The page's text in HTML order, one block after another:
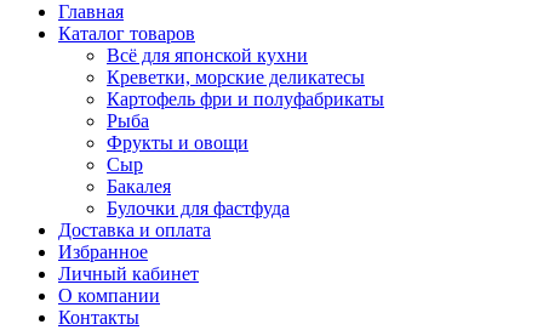
Главная
Каталог товаров
Всё для японской кухни
Креветки, морские деликатесы
Картофель фри и полуфабрикаты
Рыба
Фрукты и овощи
Сыр
Бакалея
Булочки для фастфуда
Доставка и оплата
Избранное
Личный кабинет
О компании
Контакты